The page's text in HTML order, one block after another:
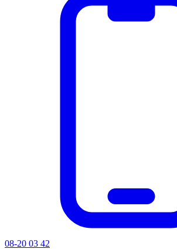
08-20 03 42